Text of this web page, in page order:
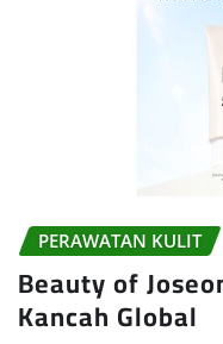
PERAWATAN KULIT
Beauty of
Kancah Global